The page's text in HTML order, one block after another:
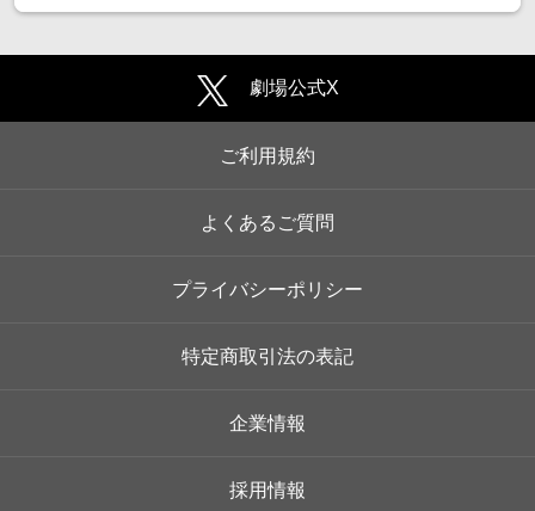
劇場公式X
ご利用規約
よくあるご質問
プライバシーポリシー
特定商取引法の表記
企業情報
採用情報